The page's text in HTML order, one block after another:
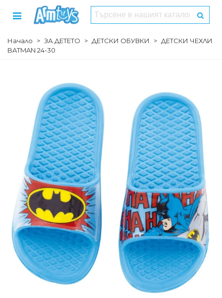
Начало > ЗА ДЕТЕТО > ДЕТСКИ ОБУВКИ > ДЕТСКИ ЧЕХЛИ
BATMAN 24-30